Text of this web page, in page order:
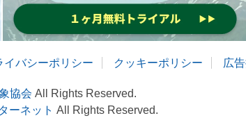
イバシーポリシー クッキーポリシー 広
協会 All Rights Reserved.
ーネット All Rights Reserved.